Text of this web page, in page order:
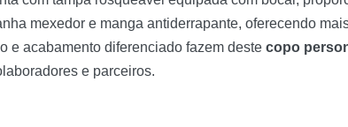
mexedor e manga antiderrapante, oferecendo
e acabamento diferenciado fazem deste copo
e parceiros.